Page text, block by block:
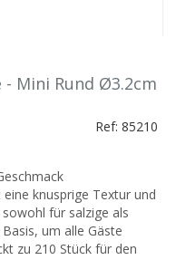
Mini Rund Ø3.2cm
Ref: 85210
knusprige Textur und
für salzige als
um alle Gäste
zu 210 Stück für den